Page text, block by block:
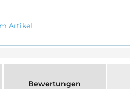
Artikel
Bewertungen